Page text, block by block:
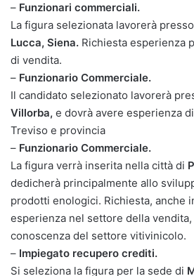
– Funzionari commerciali.
La figura selezionata lavorerà
Lucca, Siena. Richiesta esperienza
di vendita.
– Funzionario Commerciale.
Il candidato selezionato lavorerà
Villorba, e dovrà avere esperienza
Treviso e provincia
– Funzionario Commerciale.
La figura verrà inserita nella città di
dedicherà principalmente allo
prodotti enologici. Richiesta, anche
esperienza nel settore della
conoscenza del settore vitivinicolo.
– Impiegato recupero crediti.
Si seleziona la figura per la sede di